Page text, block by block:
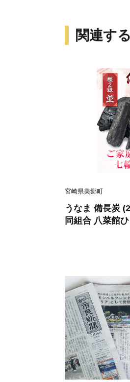
関連す
宮崎県美郷町
うなま 備長炭
同組合 八菜館
1ap0012] BBQ
線 長時間 燃焼